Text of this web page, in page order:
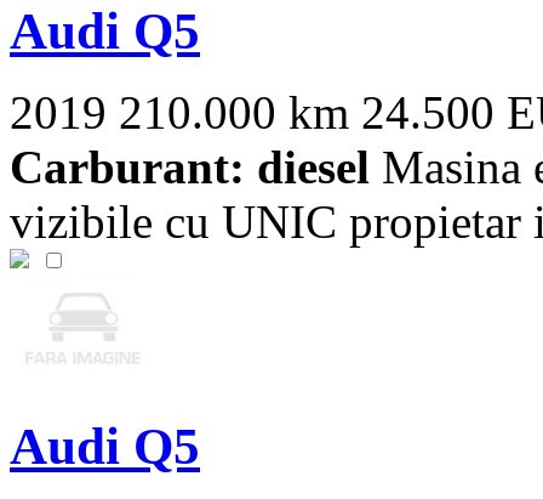
Audi Q5
2019 210.000 km 24.500
Carburant: diesel Masina
vizibile cu UNIC propietar
Audi Q5